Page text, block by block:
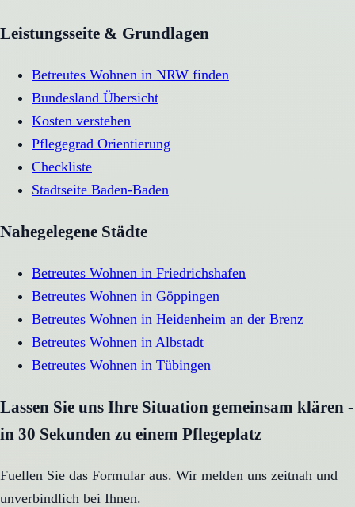
Leistungsseite & Grundlagen
Betreutes Wohnen in NRW finden
Bundesland Übersicht
Kosten verstehen
Pflegegrad Orientierung
Checkliste
Stadtseite Baden-Baden
Nahegelegene Städte
Betreutes Wohnen in Friedrichshafen
Betreutes Wohnen in Göppingen
Betreutes Wohnen in Heidenheim an der Brenz
Betreutes Wohnen in Albstadt
Betreutes Wohnen in Tübingen
Lassen Sie uns Ihre Situation gemeinsam klären -
in 30 Sekunden zu einem Pflegeplatz
Fuellen Sie das Formular aus. Wir melden uns zeitnah und
unverbindlich bei Ihnen.